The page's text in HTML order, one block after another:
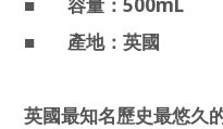
■
容量：
■ 產地：英國
英國最知名歷史最悠久